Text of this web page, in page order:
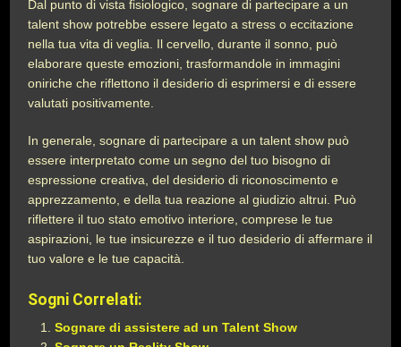
Dal punto di vista fisiologico, sognare di partecipare a un
talent show potrebbe essere legato a stress o eccitazione
nella tua vita di veglia. Il cervello, durante il sonno, può
elaborare queste emozioni, trasformandole in immagini
oniriche che riflettono il desiderio di esprimersi e di essere
valutati positivamente.
In generale, sognare di partecipare a un talent show può
essere interpretato come un segno del tuo bisogno di
espressione creativa, del desiderio di riconoscimento e
apprezzamento, e della tua reazione al giudizio altrui. Può
riflettere il tuo stato emotivo interiore, comprese le tue
aspirazioni, le tue insicurezze e il tuo desiderio di affermare il
tuo valore e le tue capacità.
Sogni Correlati:
Sognare di assistere ad un Talent Show